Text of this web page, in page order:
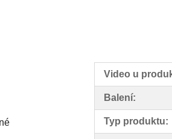
Video u
Balení:
Typ produktu: